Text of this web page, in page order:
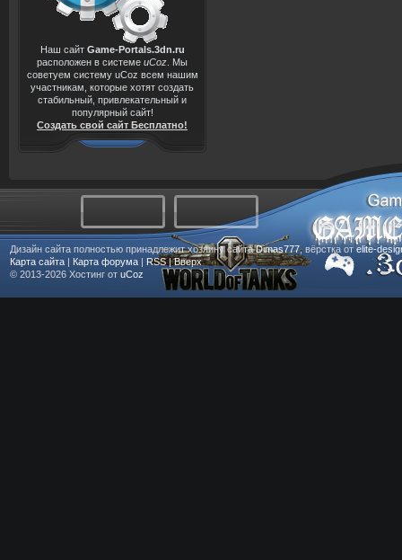
Наш сайт Game-Portals.3dn.ru
расположен в системе uCoz . Мы
советуем систему uCoz всем нашим
участникам, которые хотят создать
стабильный, привлекательный и
популярный сайт!
Создать свой сайт Бесплатно!
Дизайн сайта полностью принадлежит хозяину сайтаDimas777, вёрстка от elite-
Карта сайта | Карта форума | RSS|Вверх
© 2013-2026 Хостинг от uCoz